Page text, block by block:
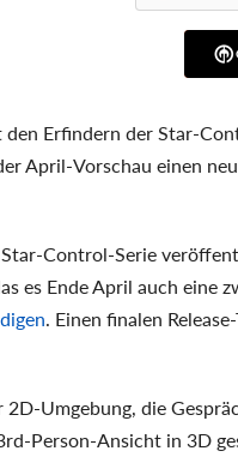
Erfindern der Star-
April-Vorschau einen
Control-Serie
es Ende April auch eine
. Einen finalen
Umgebung, die
Person-Ansicht in 3D